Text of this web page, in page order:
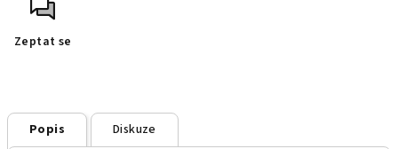
Zeptat se
Popis Diskuze